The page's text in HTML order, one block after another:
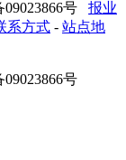
09023866号 报业
系方式 - 站点地
号